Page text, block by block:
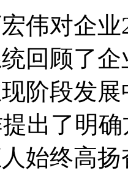
对企业
回顾了
阶段发
出了明
始终高